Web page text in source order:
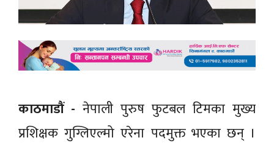
काठमाडौं - नेपाली पुरुष फुटबल टिमका मुख्य
प्रशिक्षक गुग्लिएल्मो एरेना पदमुक्त भएका छन् ।